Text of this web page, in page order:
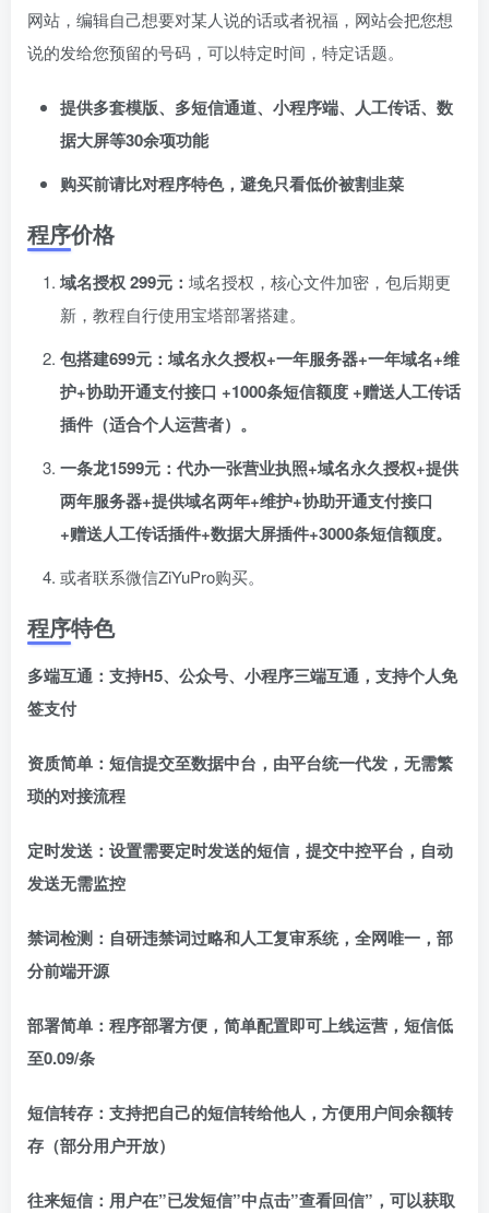
网站，编辑自己想要对某人说的话或者祝福，网站会把您想
说的发给您预留的号码，可以特定时间，特定话题。
提供多套模版、多短信通道、小程序端、人工传话、数
据大屏等30余项功能
购买前请比对程序特色，避免只看低价被割韭菜
程序价格
域名授权 299元： 域名授权，核心文件加密，包后期更
新，教程自行使用宝塔部署搭建。
包搭建699元：域名永久授权+一年服务器+一年域名+维
护+协助开通支付接口 +1000条短信额度 +赠送人工传话
插件（适合个人运营者）。
一条龙1599元： 代办一张营业执照+域名永久授权+提供
两年服务器+提供域名两年+维护+协助开通支付接口
+赠送人工传话插件+数据大屏插件+3000条短信额度。
或者联系微信ZiYuPro购买。
程序特色
多端互通：支持H5、公众号、小程序三端互通，支持个人免
签支付
资质简单：短信提交至数据中台，由平台统一代发，无需繁
琐的对接流程
定时发送：设置需要定时发送的短信，提交中控平台，自动
发送无需监控
禁词检测：自研违禁词过略和人工复审系统，全网唯一，部
分前端开源
部署简单：程序部署方便，简单配置即可上线运营，短信低
至0.09/条
短信转存：支持把自己的短信转给他人，方便用户间余额转
存（部分用户开放）
往来短信：用户在”已发短信”中点击”查看回信”，可以获取